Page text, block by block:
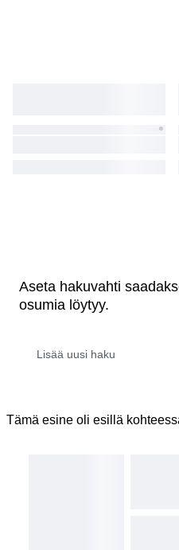
Aseta hakuvahti
osumia löytyy.
Tämä esine oli esillä